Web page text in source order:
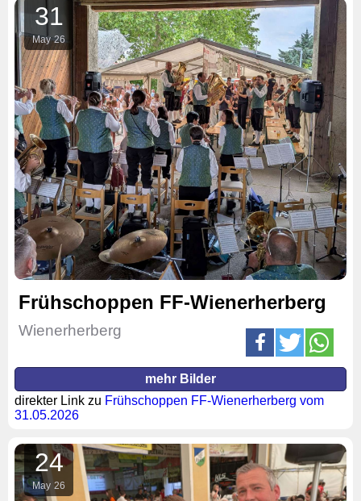
31
May 26
Frühschoppen FF-Wienerherberg
Wienerherberg
mehr Bilder
direkter Link zu Frühschoppen FF-Wienerherberg vom
31.05.2026
24
May 26